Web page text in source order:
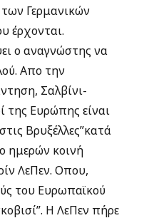
των Γερμανικών
έρχονται.
ο αναγνώστης να
Απο την
Σαλβίνι-
της Ευρώπης είναι
Βρυξέλλες”κατά
ημερών κοινή
ΛεΠεν. Οπου,
του Ευρωπαϊκού
Η ΛεΠεν πήρε